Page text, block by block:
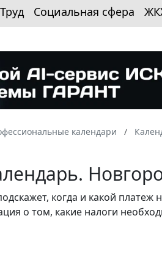
Труд Социальная сфера
календари
когда и какой
о том, какие налоги